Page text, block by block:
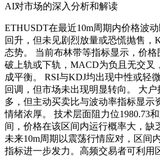
AI对市场的深入分析和解读
ETHUSDT在最近10m周期内价格波
回升，但未见剧烈放量或恐慌抛售，
态势。 当前布林带等指标显示，价格
破上轨或下轨，MACD为负且无交叉
成平衡。 RSI与KDJ均出现中性或轻
回调，但市场未出现明显转向。 大
多，但主动买卖比与波动率指标显示
情绪浓厚。 技术层面阻力位1980.73
间，价格在该区间内运行概率大，缺
未来10m周期以震荡行情应对，区间
指标进一步发力。高频交易者可利用